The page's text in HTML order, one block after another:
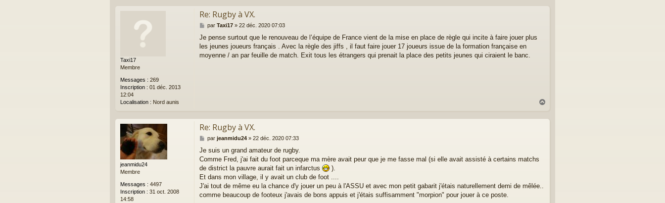
Taxi17
Membre
Messages : 269
Inscription : 01 déc. 2013
12:04
Localisation : Nord aunis
Re: Rugby à VX.
M
s
s
a
par Taxi17» 22 déc. 2020 07:03
Je pense surtout que le renouveau de l’équipe de France vient de la mise en place de règle qui incite à faire jouer plus
les jeunes joueurs français . Avec la règle des jiffs , il faut faire jouer 17 joueurs issue de la formation française en
moyenne / an par feuille de match. Exit tous les étrangers qui prenait la place des petits jeunes qui ciraient le banc.
u
jeanmidu24
Membre
Messages : 4497
Inscription : 31 oct. 2008
14:58
Re: Rugby à VX.
M
s
s
a
g
e
par jeanmidu24» 22 déc. 2020 07:33
Je suis un grand amateur de rugby.
Comme Fred, j'ai fait du foot parceque ma mère avait peur que je me fasse mal (si elle avait assisté à certains matchs
de district la pauvre aurait fait un infarctus
).
Et dans mon village, il y avait un club de foot ....
J'ai tout de même eu la chance d'y jouer un peu à l'ASSU et avec mon petit gabarit j'étais naturellement demi de mêlée..
comme beaucoup de footeux j'avais de bons appuis et j'étais suffisamment "morpion" pour jouer à ce poste.